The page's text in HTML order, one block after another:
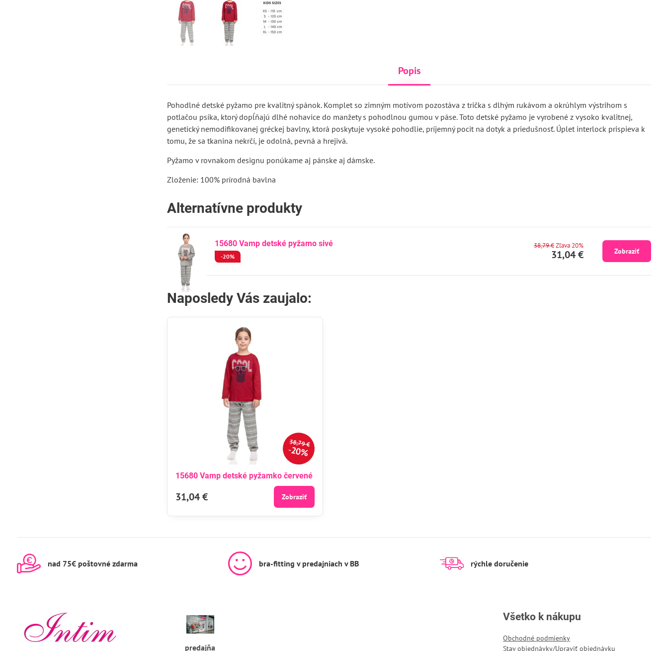
Popis
Pohodlné detské pyžamo pre kvalitný spánok. Komplet so zimným motívom pozostáva z trička s dlhým rukávom a okrúhlym výstrihom s
potlačou psíka, ktorý dopĺňajú dlhé nohavice do manžety s pohodlnou gumou v páse. Toto detské pyžamo je vyrobené z vysoko kvalitnej,
genetický nemodifikovanej gréckej bavlny, ktorá poskytuje vysoké pohodlie, príjemný pocit na dotyk a priedušnosť. Úplet interlock prispieva k
tomu, že sa tkanina nekrčí, je odolná, pevná a hrejivá.
Pyžamo v rovnakom designu ponúkame aj pánske aj dámske.
Zloženie: 100% prírodná bavlna
Alternatívne produkty
15680 Vamp detské pyžamo sivé
-20% 31,04 €
38,79 €Zľava 20%
Zobraziť
Naposledy Vás zaujalo:
38,79 €
20%
15680 Vamp detské pyžamko červené
31,04 € Zobraziť
nad 75€ poštovné zdarma bra-fitting v predajniach v BB rýchle doručenie
predajňa
Všetko k nákupu
Obchodné podmienky
Stav objednávky/Upraviť objednávku